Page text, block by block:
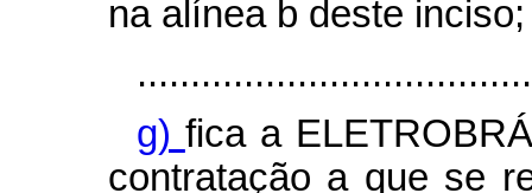
na alínea b deste inciso;
g) fica a
contratação a que se